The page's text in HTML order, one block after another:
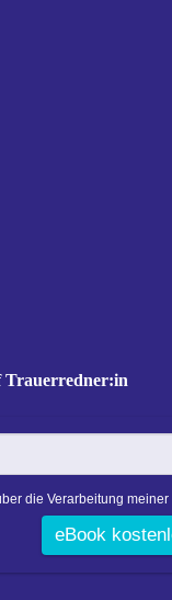
Trauerredner:in